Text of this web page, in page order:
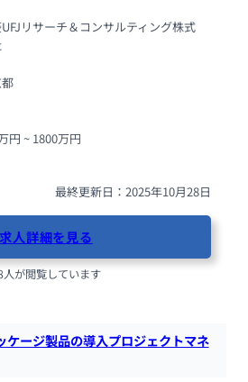
リサーチ＆コンサルティング株式
円 ~ 1800万円
最終更新日：2025年10月28日
求人詳細を見る
人が閲覧しています
ケージ製品の導入プロジェクトマネ